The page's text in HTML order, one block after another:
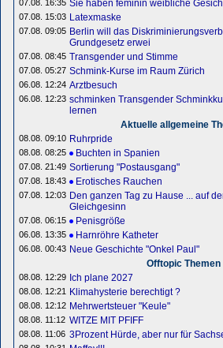
07.08. 16:35 Sie haben feminin weibliche
07.08. 15:03 Latexmaske
07.08. 09:05 Berlin will das
Grundgesetz erwei
07.08. 08:45 Transgender und Stimme
07.08. 05:27 Schmink-Kurse im Raum Zürich
06.08. 12:24 Arztbesuch
06.08. 12:23 schminken Transgender
lernen
Aktuelle allgemeine
08.08. 09:10 Ruhrpride
08.08. 08:25 Buchten in Spanien
07.08. 21:49 Sortierung "Postausgang"
07.08. 18:43 Erotisches Rauchen
07.08. 12:03 Den ganzen Tag zu Hause ... auf
Gleichgesinn
07.08. 06:15 Penisgröße
06.08. 13:35 Harnröhre Katheter
06.08. 00:43 Neue Geschichte "Onkel Paul"
Offtopic Themen
08.08. 12:29 Ich plane 2027
08.08. 12:21 Klimahysterie berechtigt ?
08.08. 12:12 Mehrwertsteuer "Keule"
08.08. 11:12 WITZE MIT PFIFF
08.08. 11:06 3Prozent Hürde, aber nur für